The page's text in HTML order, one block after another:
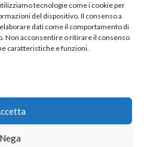
tecnologie come i cookie per
del dispositivo. Il consenso a
dati come il comportamento di
Non acconsentire o ritirare il consenso
caratteristiche e funzioni.
Nega